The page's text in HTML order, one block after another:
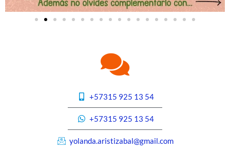
+57315 925 13 54
+57315 925 13 54
yolanda.aristizabal@gmail.com